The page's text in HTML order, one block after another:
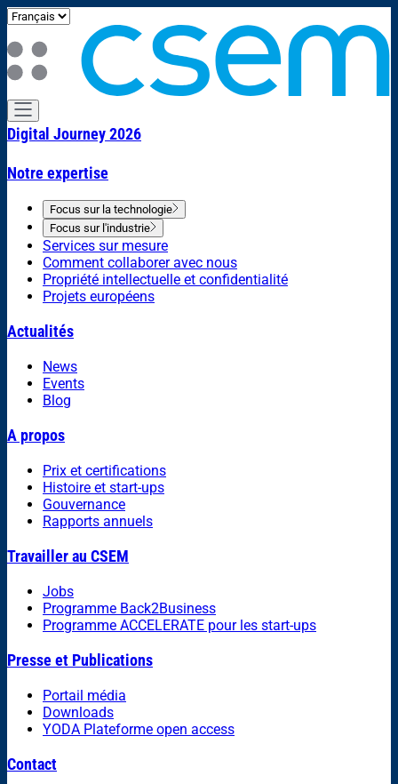
Digital Journey 2026
Notre expertise
Focus sur la technologie
Focus sur l'industrie
Services sur mesure
Comment collaborer avec nous
Propriété intellectuelle et confidentialité
Projets européens
Actualités
News
Events
Blog
A propos
Prix et certifications
Histoire et start-ups
Gouvernance
Rapports annuels
Travailler au CSEM
Jobs
Programme Back2Business
Programme ACCELERATE pour les start-ups
Presse et Publications
Portail média
Downloads
YODA Plateforme open access
Contact